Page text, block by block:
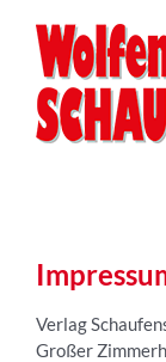
content
Verlag
Großer